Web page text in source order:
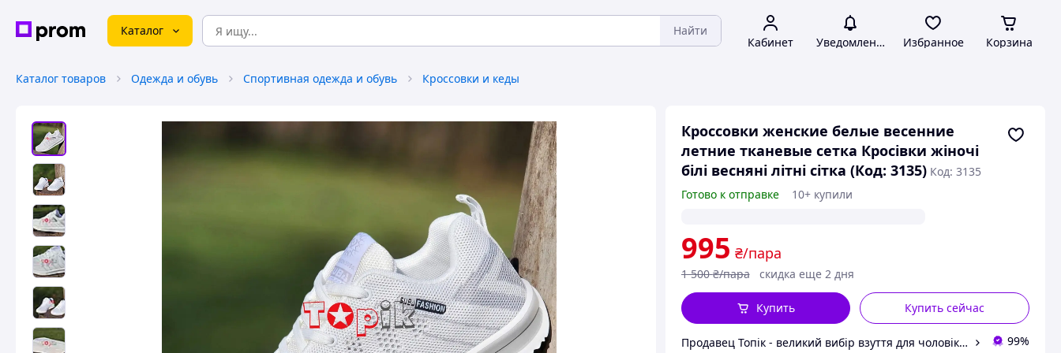
Каталог Найти
Кабинет Уведомления Избранное Корзина
Каталог товаров Одежда и обувь Спортивная одежда и обувь Кроссовки и кеды
Кроссовки женские белые весенние
летние тканевые сетка Кросівки жіночі
білі весняні літні сітка (Код: 3135) Код: 3135
Готово к отправке
10+ купили
995 ₴/пара
1 500 ₴/пара скидка еще 2 дня
Купить сейчас
Купить
Продавец Топік - великий вибір взуття для чоловіків і жінок 99%